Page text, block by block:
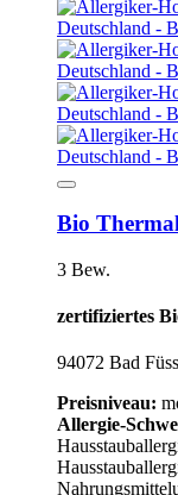
Bio
3 Bew.
zertifiziertes
94072 Bad
Preisniveau:
Allergie-